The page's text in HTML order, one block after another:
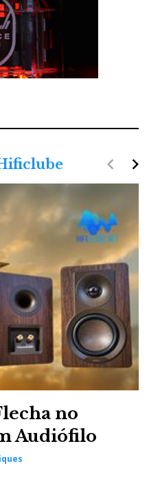
no
Audiófilo
navigate_next
navigate_before